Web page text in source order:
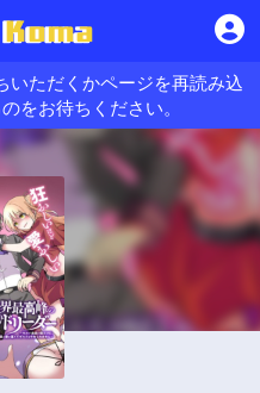
いただくかページを再読み込
をお待ちください。